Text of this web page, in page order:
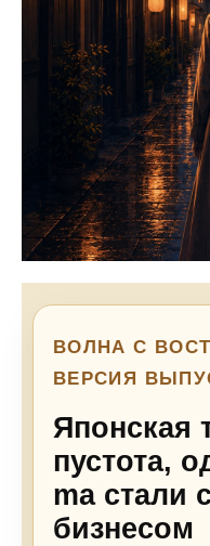
ВОЛНА С
ВЕРСИЯ
Японская
пустота,
ma стали
бизнесом